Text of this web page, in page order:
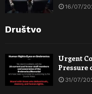
16/07/
Društvo
Urgent
Pressure
31/07/